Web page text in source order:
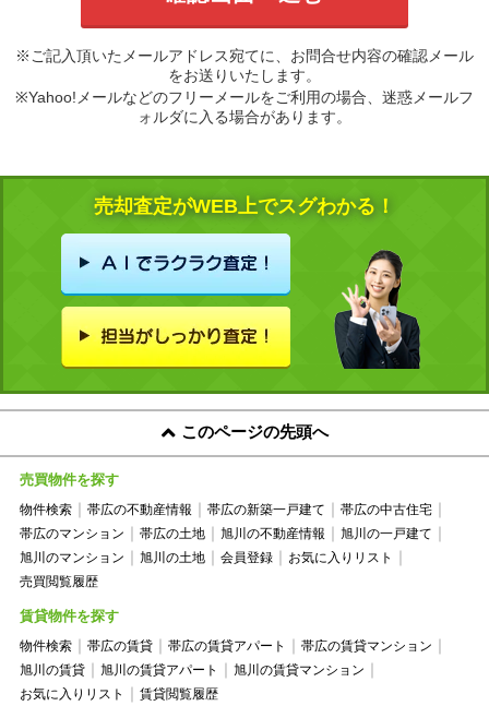
※ご記入頂いたメールアドレス宛てに、お問合せ内容の確認メール
をお送りいたします。
※Yahoo!メールなどのフリーメールをご利用の場合、迷惑メールフ
ォルダに入る場合があります。
売却査定がWEB上でスグわかる！
このページの先頭へ
売買物件を探す
物件検索 帯広の不動産情報 帯広の新築一戸建て
帯広の中古住宅
帯広のマンション
帯広の土地 旭川の不動産情報
旭川の一戸建て
旭川のマンション
旭川の土地 会員登録
お気に入りリスト
売買閲覧履歴
賃貸物件を探す
物件検索 帯広の賃貸 帯広の賃貸アパート
帯広の賃貸マンション
旭川の賃貸
旭川の賃貸アパート
旭川の賃貸マンション
お気に入りリスト
賃貸閲覧履歴